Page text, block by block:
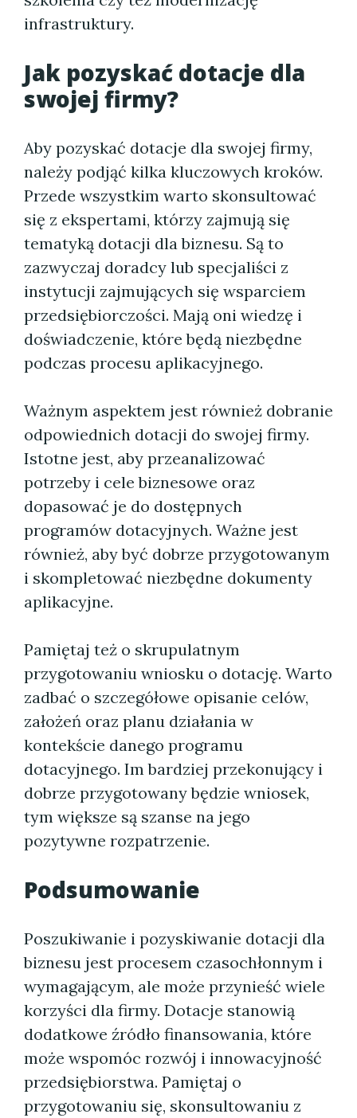
infrastruktury.
Jak pozyskać dotacje dla
swojej firmy?
Aby pozyskać dotacje dla swojej firmy,
należy podjąć kilka kluczowych kroków.
Przede wszystkim warto skonsultować
się z ekspertami, którzy zajmują się
tematyką dotacji dla biznesu. Są to
zazwyczaj doradcy lub specjaliści z
instytucji zajmujących się wsparciem
przedsiębiorczości. Mają oni wiedzę i
doświadczenie, które będą niezbędne
podczas procesu aplikacyjnego.
Ważnym aspektem jest również dobranie
odpowiednich dotacji do swojej firmy.
Istotne jest, aby przeanalizować
potrzeby i cele biznesowe oraz
dopasować je do dostępnych
programów dotacyjnych. Ważne jest
również, aby być dobrze przygotowanym
i skompletować niezbędne dokumenty
aplikacyjne.
Pamiętaj też o skrupulatnym
przygotowaniu wniosku o dotację. Warto
zadbać o szczegółowe opisanie celów,
założeń oraz planu działania w
kontekście danego programu
dotacyjnego. Im bardziej przekonujący i
dobrze przygotowany będzie wniosek,
tym większe są szanse na jego
pozytywne rozpatrzenie.
Podsumowanie
Poszukiwanie i pozyskiwanie dotacji dla
biznesu jest procesem czasochłonnym i
wymagającym, ale może przynieść wiele
korzyści dla firmy. Dotacje stanowią
dodatkowe źródło finansowania, które
może wspomóc rozwój i innowacyjność
przedsiębiorstwa. Pamiętaj o
przygotowaniu się, skonsultowaniu z